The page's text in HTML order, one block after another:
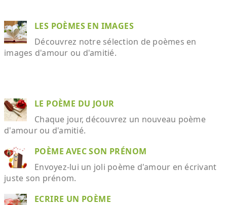
LES POÈMES EN IMAGES
Découvrez notre sélection de poèmes en
images d'amour ou d'amitié.
LE POÈME DU JOUR
Chaque jour, découvrez un nouveau poème
d'amour ou d'amitié.
POÈME AVEC SON PRÉNOM
Envoyez-lui un joli poème d'amour en écrivant
juste son prénom.
ECRIRE UN POÈME